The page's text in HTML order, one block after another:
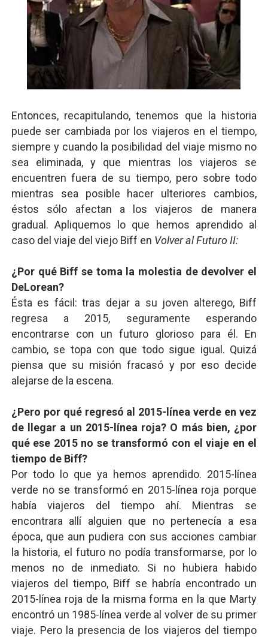
Entonces, recapitulando, tenemos que la historia
puede ser cambiada por los viajeros en el tiempo,
siempre y cuando la posibilidad del viaje mismo no
sea eliminada, y que mientras los viajeros se
encuentren fuera de su tiempo, pero sobre todo
mientras sea posible hacer ulteriores cambios,
éstos sólo afectan a los viajeros de manera
gradual. Apliquemos lo que hemos aprendido al
caso del viaje del viejo Biff en Volver al Futuro II:
¿Por qué Biff se toma la molestia de devolver el
DeLorean?
Ésta es fácil: tras dejar a su joven alterego, Biff
regresa a 2015, seguramente esperando
encontrarse con un futuro glorioso para él. En
cambio, se topa con que todo sigue igual. Quizá
piensa que su misión fracasó y por eso decide
alejarse de la escena.
¿Pero por qué regresó al 2015-línea verde en vez
de llegar a un 2015-línea roja? O más bien, ¿por
qué ese 2015 no se transformó con el viaje en el
tiempo de Biff?
Por todo lo que ya hemos aprendido. 2015-línea
verde no se transformó en 2015-línea roja porque
había viajeros del tiempo ahí. Mientras se
encontrara allí alguien que no pertenecía a esa
época, que aun pudiera con sus acciones cambiar
la historia, el futuro no podía transformarse, por lo
menos no de inmediato. Si no hubiera habido
viajeros del tiempo, Biff se habría encontrado un
2015-línea roja de la misma forma en la que Marty
encontró un 1985-línea verde al volver de su primer
viaje. Pero la presencia de los viajeros del tiempo